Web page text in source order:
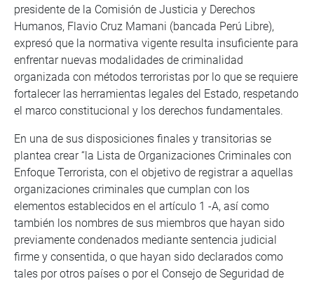
presidente de la Comisión de Justicia y Derechos
Humanos, Flavio Cruz Mamani (bancada Perú Libre),
expresó que la normativa vigente resulta insuficiente para
enfrentar nuevas modalidades de criminalidad
organizada con métodos terroristas por lo que se requiere
fortalecer las herramientas legales del Estado, respetando
el marco constitucional y los derechos fundamentales.
En una de sus disposiciones finales y transitorias se
plantea crear “la Lista de Organizaciones Criminales con
Enfoque Terrorista, con el objetivo de registrar a aquellas
organizaciones criminales que cumplan con los
elementos establecidos en el artículo 1 -A, así como
también los nombres de sus miembros que hayan sido
previamente condenados mediante sentencia judicial
firme y consentida, o que hayan sido declarados como
tales por otros países o por el Consejo de Seguridad de